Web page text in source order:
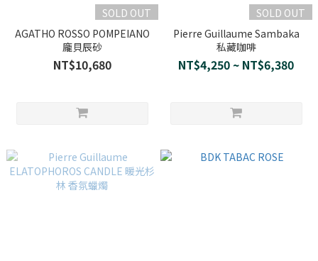
SOLD OUT
AGATHO ROSSO POMPEIANO
龐貝辰砂
NT$10,680
SOLD OUT
Pierre Guillaume Sambaka
私藏咖啡
NT$4,250 ~ NT$6,380